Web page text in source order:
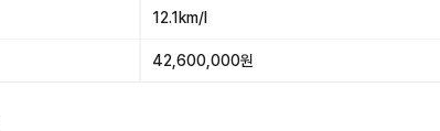
12.1km/l
42,600,000원